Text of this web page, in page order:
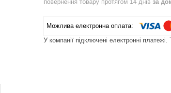
повернення товару протягом 14 днів за
У компанії підключені електронні